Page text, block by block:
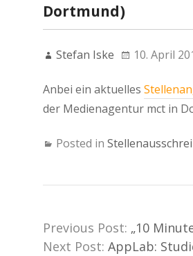
Dortmund)
Stefan Iske 10. April
Anbei ein aktuelles
der Medienagentur mct in
Posted in
Previous Post: „10
Next Post: AppLab: